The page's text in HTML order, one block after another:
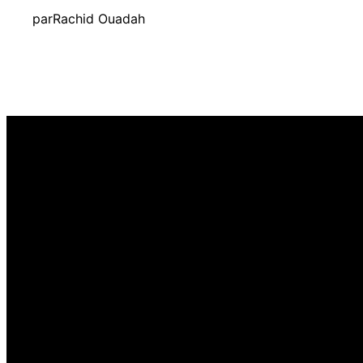
parRachid Ouadah